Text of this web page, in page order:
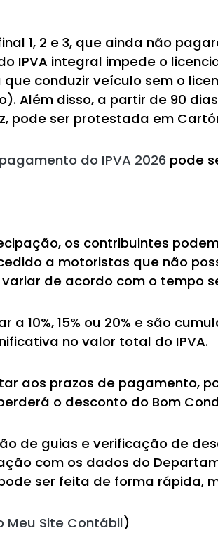
1, 2 e 3, que ainda não
IPVA integral impede o
conduzir veículo sem o
Além disso, a partir de 90
pode ser protestada em
do IPVA 2026 pode
os contribuintes
a motoristas que não
de acordo com o tempo
a 10%, 15% ou 20% e são
no valor total do IPVA.
aos prazos de pagamento,
o desconto do Bom
de guias e verificação de
com os dados do
ser feita de forma rápida,
Meu Site Contábil)